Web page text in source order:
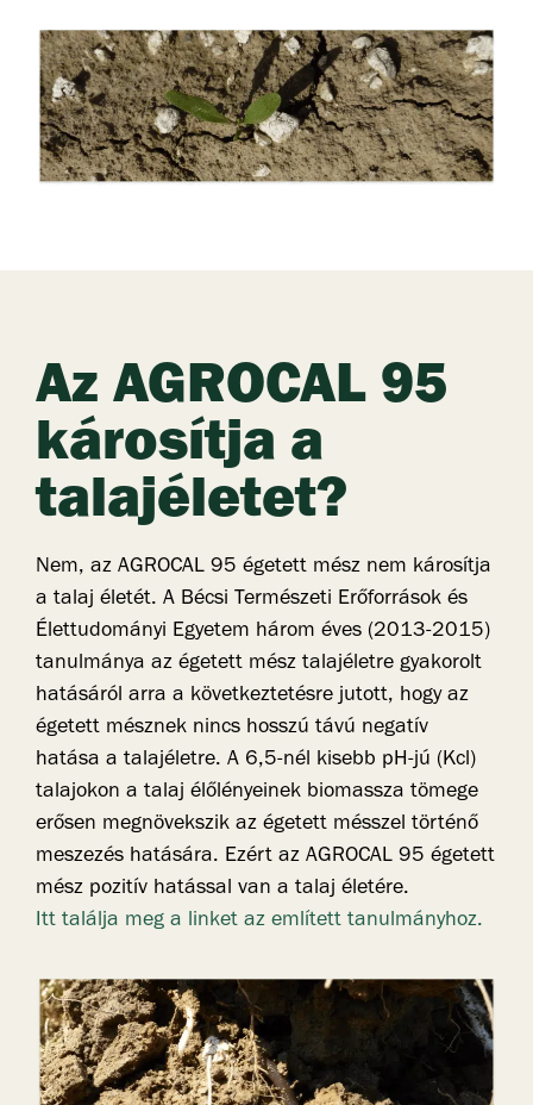
Az AGROCAL 95
károsítja a
talajéletet?
Nem, az AGROCAL 95 égetett mész nem károsítja
a talaj életét. A Bécsi Természeti Erőforrások és
Élettudományi Egyetem három éves (2013-2015)
tanulmánya az égetett mész talajéletre gyakorolt
hatásáról arra a következtetésre jutott, hogy az
égetett mésznek nincs hosszú távú negatív
hatása a talajéletre. A 6,5-nél kisebb pH-jú (Kcl)
talajokon a talaj élőlényeinek biomassza tömege
erősen megnövekszik az égetett mésszel történő
meszezés hatására. Ezért az AGROCAL 95 égetett
mész pozitív hatással van a talaj életére.
Itt találja meg a linket az említett tanulmányhoz.